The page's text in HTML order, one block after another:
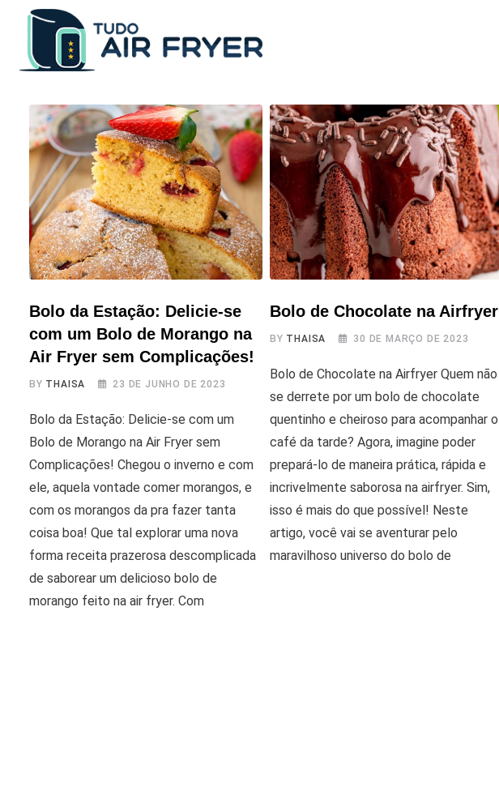
content
Bolo da Estação: Delicie-se
com um Bolo de Morango na
Air Fryer sem Complicações!
BY THAISA 23 DE JUNHO DE 2023
Bolo da Estação: Delicie-se com um
Bolo de Morango na Air Fryer sem
Complicações! Chegou o inverno e com
ele, aquela vontade comer morangos, e
com os morangos da pra fazer tanta
coisa boa! Que tal explorar uma nova
forma receita prazerosa descomplicada
de saborear um delicioso bolo de
morango feito na air fryer. Com
Bolo de Chocolate na Airfryer
BY THAISA 30 DE MARÇO DE 2023
Bolo de Chocolate na Airfryer Quem não
se derrete por um bolo de chocolate
quentinho e cheiroso para acompanhar o
café da tarde? Agora, imagine poder
prepará-lo de maneira prática, rápida e
incrivelmente saborosa na airfryer. Sim,
isso é mais do que possível! Neste
artigo, você vai se aventurar pelo
maravilhoso universo do bolo de